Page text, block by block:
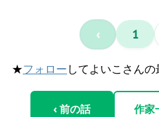
‹ 1
★フォロー してよいこさんの
‹ 前の話 作家